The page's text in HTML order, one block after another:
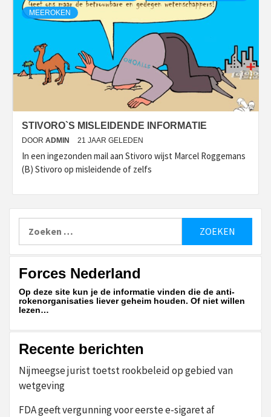
MEEROKEN
STIVORO`S MISLEIDENDE INFORMATIE
DOOR ADMIN 21 JAAR GELEDEN
In een ingezonden mail aan Stivoro wijst Marcel Roggemans
(B) Stivoro op misleidende of zelfs
naar:
Forces Nederland
Op deze site kun je de informatie vinden die de anti-
rokenorganisaties liever geheim houden. Of niet willen
lezen…
Recente berichten
Nijmeegse jurist toetst rookbeleid op gebied van
wetgeving
FDA geeft vergunning voor eerste e-sigaret af